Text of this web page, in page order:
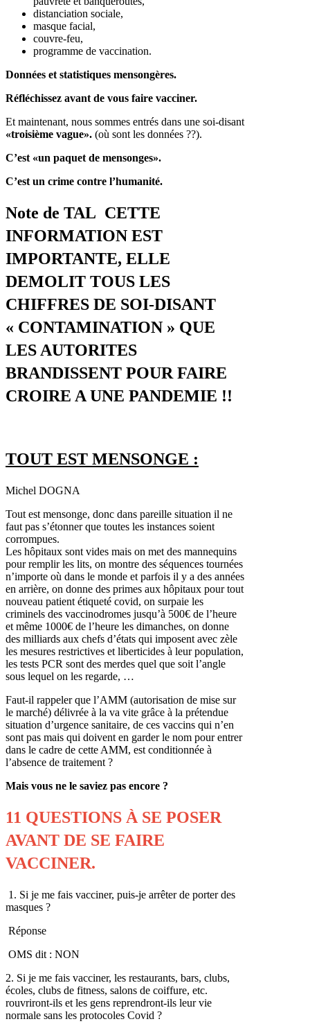
distanciation sociale,
masque facial,
couvre-feu,
programme de vaccination.
Données et statistiques mensongères.
Réfléchissez avant de vous faire vacciner.
Et maintenant, nous sommes entrés dans une soi-disant
«troisième vague». (où sont les données ??).
C’est «un paquet de mensonges».
C’est un crime contre l’humanité.
Note de TAL CETTE
INFORMATION EST
IMPORTANTE, ELLE
DEMOLIT TOUS LES
CHIFFRES DE SOI-DISANT
« CONTAMINATION » QUE
LES AUTORITES
BRANDISSENT POUR FAIRE
CROIRE A UNE PANDEMIE !!
TOUT EST MENSONGE :
Michel DOGNA
Tout est mensonge, donc dans pareille situation il ne
faut pas s’étonner que toutes les instances soient
corrompues.
Les hôpitaux sont vides mais on met des mannequins
pour remplir les lits, on montre des séquences tournées
n’importe où dans le monde et parfois il y a des années
en arrière, on donne des primes aux hôpitaux pour tout
nouveau patient étiqueté covid, on surpaie les
criminels des vaccinodromes jusqu’à 500€ de l’heure
et même 1000€ de l’heure les dimanches, on donne
des milliards aux chefs d’états qui imposent avec zèle
les mesures restrictives et liberticides à leur population,
les tests PCR sont des merdes quel que soit l’angle
sous lequel on les regarde, …
Faut-il rappeler que l’AMM (autorisation de mise sur
le marché) délivrée à la va vite grâce à la prétendue
situation d’urgence sanitaire, de ces vaccins qui n’en
sont pas mais qui doivent en garder le nom pour entrer
dans le cadre de cette AMM, est conditionnée à
l’absence de traitement ?
Mais vous ne le saviez pas encore ?
11 QUESTIONS À SE POSER
AVANT DE SE FAIRE
VACCINER.
1. Si je me fais vacciner, puis-je arrêter de porter des
masques ?
Réponse
OMS dit : NON
2. Si je me fais vacciner, les restaurants, bars, clubs,
écoles, clubs de fitness, salons de coiffure, etc.
rouvriront-ils et les gens reprendront-ils leur vie
normale sans les protocoles Covid ?